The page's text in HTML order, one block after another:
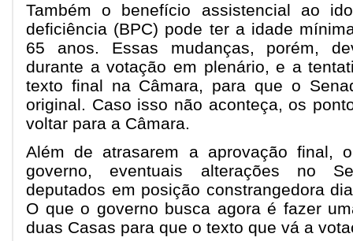
Também o benefício assistencial ao
deficiência (BPC) pode ter a idade
65 anos. Essas mudanças, porém,
durante a votação em plenário, e a
texto final na Câmara, para que o
original. Caso isso não aconteça, os
voltar para a Câmara.
Além de atrasarem a aprovação final,
governo, eventuais alterações no
deputados em posição constrangedora
O que o governo busca agora é fazer
duas Casas para que o texto que vá a